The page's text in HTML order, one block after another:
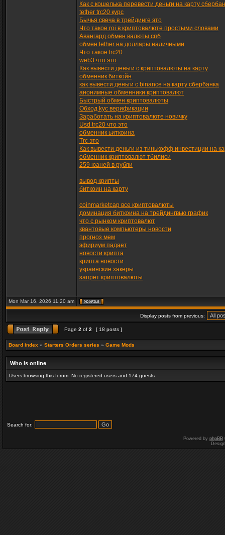
Как с кошелька перевести деньги на карту
tether trc20 курс
Бычья свеча в трейдинге это
Что такое roi в криптовалюте простыми словами
Авангард обмен валюты спб
обмен tether на доллары наличными
Что такое trc20
web3 что это
Как вывести деньги с криптовалюты на карту
обменник биткойн
как вывести деньги с binance на карту сбербанка
анонимные обменники криптовалют
Быстрый обмен криптовалюты
Обход kyc верификации
Заработать на криптовалюте новичку
Usd trc20 что это
обменник ьиткоина
Trc это
Как вывести деньги из тинькофф инвестиции на
обменник криптовалют тбилиси
259 юаней в рубли
вывод крипты
биткоин на карту
coinmarketcap все криптовалюты
доминация биткоина на трейдингвью график
что с рынком криптовалют
квантовые компьютеры новости
прогноз мем
эфириум падает
новости крипта
крипта новости
украинские хакеры
запрет криптовалюты
Mon Mar 16, 2026 11:20 am
Display posts from previous:
Page 2 of 2 [ 18 posts ]
Board index » Starters Orders series » Game Mods
Who is online
Users browsing this forum: No registered users and 174 guests
Search for:
Powered by phpBB